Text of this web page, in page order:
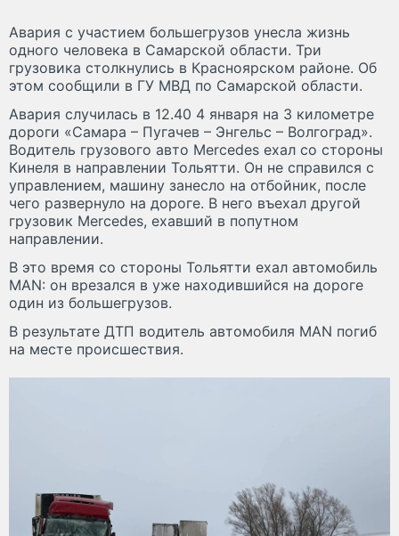
Авария с участием большегрузов унесла жизнь
одного человека в Самарской области. Три
грузовика столкнулись в Красноярском районе. Об
этом сообщили в ГУ МВД по Самарской области.
Авария случилась в 12.40 4 января на 3 километре
дороги «Самара – Пугачев – Энгельс – Волгоград».
Водитель грузового авто Mercedes ехал со стороны
Кинеля в направлении Тольятти. Он не справился с
управлением, машину занесло на отбойник, после
чего развернуло на дороге. В него въехал другой
грузовик Mercedes, ехавший в попутном
направлении.
В это время со стороны Тольятти ехал автомобиль
MAN: он врезался в уже находившийся на дороге
один из большегрузов.
В результате ДТП водитель автомобиля MAN погиб
на месте происшествия.